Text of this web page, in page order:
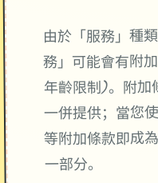
由於「服務」種
務」可能會有附
年齡限制)。附加
一併提供；當您
等附加條款即成
一部分。